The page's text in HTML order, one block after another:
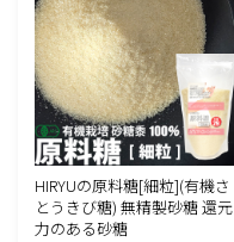
HIRYUの原料糖[細粒](有機さ
とうきび糖) 無精製砂糖 還元
力のある砂糖